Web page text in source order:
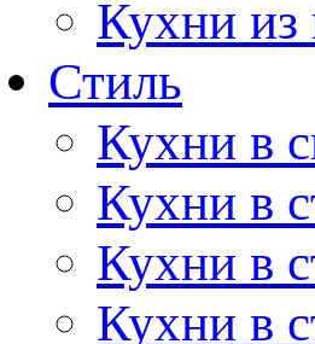
Кухни
Стиль
Кухни в
Кухни в
Кухни в
Кухни в